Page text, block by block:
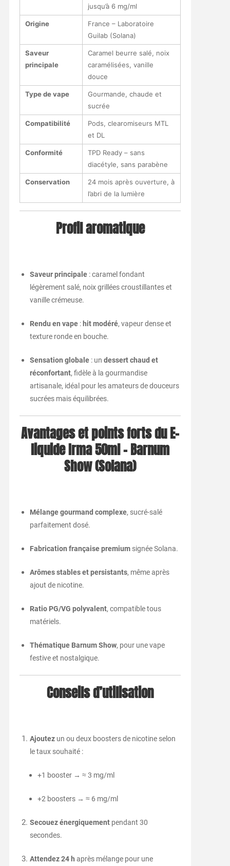
jusqu’à 6 mg/ml
Origine
France – Laboratoire
Guilab (Solana)
Saveur
principale
Caramel beurre salé, noix
caramélisées, vanille
douce
Type de vape
Gourmande, chaude et
sucrée
Compatibilité
Pods, clearomiseurs MTL
et DL
Conformité
TPD Ready – sans
diacétyle, sans parabène
Conservation
24 mois après ouverture, à
l’abri de la lumière
Profil aromatique
Saveur principale: caramel fondant
légèrement salé, noix grillées croustillantes et
vanille crémeuse.
Rendu en vape: hit modéré, vapeur dense et
texture ronde en bouche.
Sensation globale: un dessert chaud et
réconfortant, fidèle à la gourmandise
artisanale, idéal pour les amateurs de douceurs
sucrées mais équilibrées.
Avantages et points forts du E-
liquide Irma 50ml – Barnum
Show (Solana)
Mélange gourmand complexe, sucré-salé
parfaitement dosé.
Fabrication française premiumsignée Solana.
Arômes stables et persistants, même après
ajout de nicotine.
Ratio PG/VG polyvalent, compatible tous
matériels.
Thématique Barnum Show, pour une vape
festive et nostalgique.
Conseils d’utilisation
Ajoutezun ou deux boosters de nicotine selon
le taux souhaité :
+1 booster → ≈ 3 mg/ml
+2 boosters → ≈ 6 mg/ml
Secouez énergiquementpendant 30
secondes.
Attendez 24 h après mélange pour une